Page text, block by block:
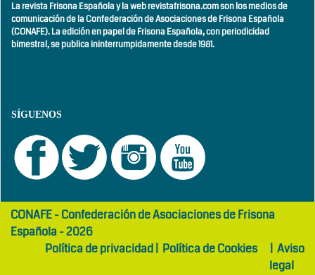
La revista Frisona Española y la web revistafrisona.com son los medios de
comunicación de la Confederación de Asociaciones de Frisona Española
(CONAFE). La edición en papel de Frisona Española, conperiodicidad
bimestral,se publica ininterrumpidamente desde 1981.
SÍGUENOS
girls
abaya
maltepe
otelCONAFE - Confederación de Asociaciones de Frisona
Española - 2026
Política de privacidad| Política de Cookies | Aviso
legal